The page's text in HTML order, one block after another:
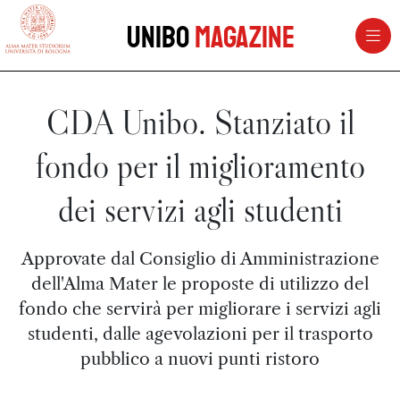
vai al contenuto della pagina
UniboMagazine
CDA Unibo. Stanziato il
fondo per il miglioramento
dei servizi agli studenti
Approvate dal Consiglio di Amministrazione
dell'Alma Mater le proposte di utilizzo del
fondo che servirà per migliorare i servizi agli
studenti, dalle agevolazioni per il trasporto
pubblico a nuovi punti ristoro